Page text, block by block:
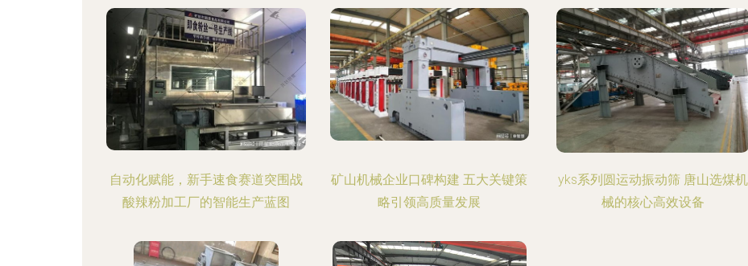
自动化赋能，新手速食赛道突围战
酸辣粉加工厂的智能生产蓝图
矿山机械企业口碑构建 五大关键策
略引领高质量发展
yks系列圆运动振动筛 唐山选煤机
械的核心高效设备